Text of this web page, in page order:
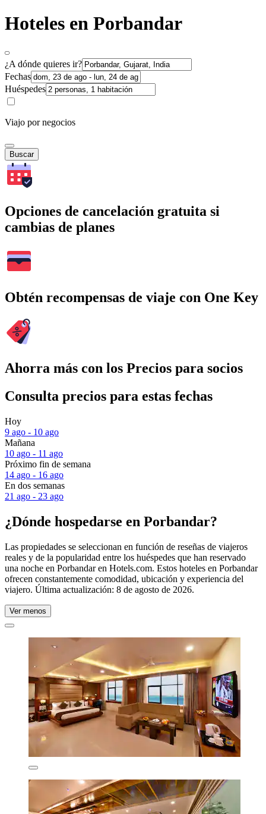
Hoteles en Porbandar
¿A dónde quieres ir?
Fechas
Huéspedes
Viajo por negocios
Buscar
Opciones de cancelación gratuita si
cambias de planes
Obtén recompensas de viaje con One Key
Ahorra más con los Precios para socios
Consulta precios para estas fechas
Hoy
9 ago - 10 ago
Mañana
10 ago - 11 ago
Próximo fin de semana
14 ago - 16 ago
En dos semanas
21 ago - 23 ago
¿Dónde hospedarse en Porbandar?
Las propiedades se seleccionan en función de reseñas de viajeros
reales y de la popularidad entre los huéspedes que han reservado
una noche en Porbandar en Hotels.com. Estos hoteles en Porbandar
ofrecen constantemente comodidad, ubicación y experiencia del
viajero. Última actualización: 8 de agosto de 2026.
Ver menos